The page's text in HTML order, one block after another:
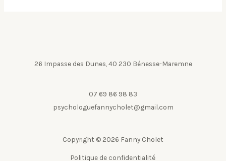
26 Impasse des Dunes, 40 230 Bénesse-Maremne
07 69 86 98 83
psychologuefannycholet@gmail.com
Copyright © 2026 Fanny Cholet
Politique de confidentialité